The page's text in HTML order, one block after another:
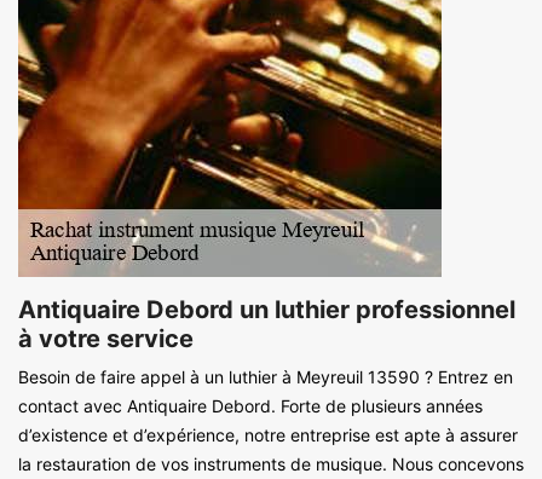
Antiquaire Debord un luthier professionnel
à votre service
Besoin de faire appel à un luthier à Meyreuil 13590 ? Entrez en
contact avec Antiquaire Debord. Forte de plusieurs années
d’existence et d’expérience, notre entreprise est apte à assurer
la restauration de vos instruments de musique. Nous concevons